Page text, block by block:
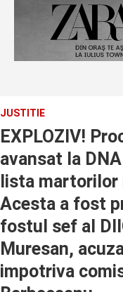
JUSTITIE
EXPLOZIV!
avansat la
lista martorilor
Acesta a fost
fostul sef al
Muresan,
impotriva